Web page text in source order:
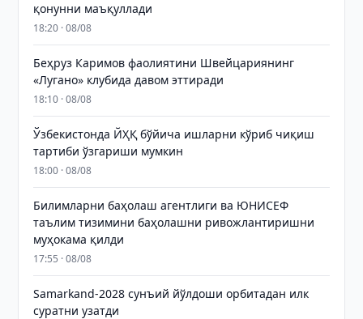
қонунни маъқуллади
18:20 · 08/08
Беҳруз Каримов фаолиятини Швейцариянинг
«Лугано» клубида давом эттиради
18:10 · 08/08
Ўзбекистонда ЙҲҚ бўйича ишларни кўриб чиқиш
тартиби ўзгариши мумкин
18:00 · 08/08
Билимларни баҳолаш агентлиги ва ЮНИСЕФ
таълим тизимини баҳолашни ривожлантиришни
муҳокама қилди
17:55 · 08/08
Samarkand-2028 сунъий йўлдоши орбитадан илк
суратни узатди